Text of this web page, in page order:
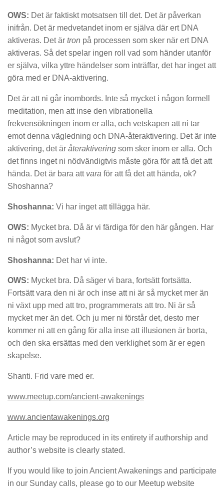
OWS: Det är faktiskt motsatsen till det. Det är påverkan
inifrån. Det är medvetandet inom er själva där ert DNA
aktiveras. Det är tron på processen som sker när ert DNA
aktiveras. Så det spelar ingen roll vad som händer utanför
er själva, vilka yttre händelser som inträffar, det har inget att
göra med er DNA-aktivering.
Det är att ni går inombords. Inte så mycket i någon formell
meditation, men att inse den vibrationella
frekvensökningen inom er alla, och vetskapen att ni tar
emot denna vägledning och DNA-återaktivering. Det är inte
aktivering, det är återaktivering som sker inom er alla. Och
det finns inget ni nödvändigtvis måste göra för att få det att
hända. Det är bara att vara för att få det att hända, ok?
Shoshanna?
Shoshanna: Vi har inget att tillägga här.
OWS: Mycket bra. Då är vi färdiga för den här gången. Har
ni något som avslut?
Shoshanna: Det har vi inte.
OWS: Mycket bra. Då säger vi bara, fortsätt fortsätta.
Fortsätt vara den ni är och inse att ni är så mycket mer än
ni växt upp med att tro, programmerats att tro. Ni är så
mycket mer än det. Och ju mer ni förstår det, desto mer
kommer ni att en gång för alla inse att illusionen är borta,
och den ska ersättas med den verklighet som är er egen
skapelse.
Shanti. Frid vare med er.
www.meetup.com/ancient-awakenings
www.ancientawakenings.org
Article may be reproduced in its entirety if authorship and
author’s website is clearly stated.
If you would like to join Ancient Awakenings and participate
in our Sunday calls, please go to our Meetup website